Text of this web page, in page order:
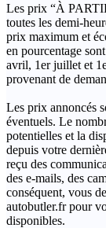
Les prix “À
toutes les demi-
prix maximum et
en pourcentage
avril, 1er juillet et
provenant de
Les prix annoncés
éventuels. Le
potentielles et la
depuis votre
reçu des
des e-mails, des
conséquent, vous
autobutler.fr pour
disponibles.